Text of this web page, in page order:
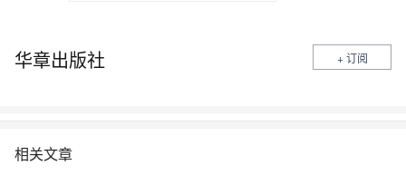
华章出版社 + 订阅
相关文章